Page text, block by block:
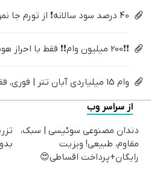
40 درصد سود سالانه❗ از تورم جا نمونی😲
❗❗200 میلیون وام❗❗ فقط با احراز هویت
وام 15 میلیاردی آبان تتر | فوری، فقط با احراز هویت
از سراسر وب
دندان مصنوعی سوئیسی | سبک،
مقاوم، طبیعی! ویزیت
رایگان+پرداخت اقساطی😍